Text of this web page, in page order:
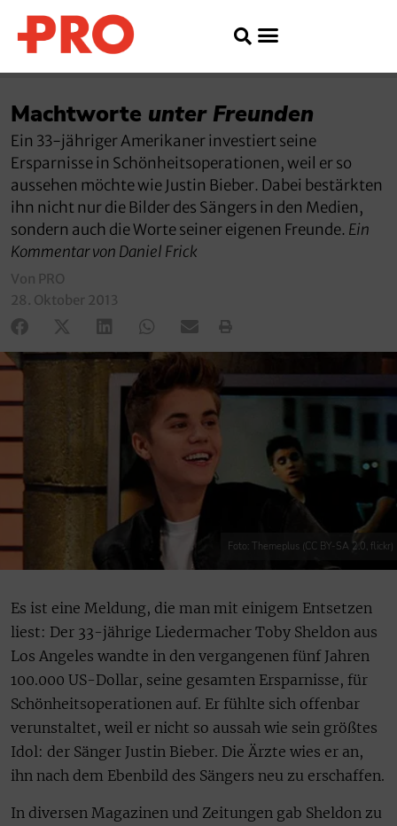
Machtworte unter Freunden
Ein 33-jähriger Amerikaner investiert seine
Ersparnisse in Schönheitsoperationen, weil er so
aussehen möchte wie Justin Bieber. Dabei bestärkten
ihn nicht nur die Bilder des Sängers in den Medien,
sondern auch die Worte seiner eigenen Freunde. Ein
Kommentar von Daniel Frick
Von PRO
28. Oktober 2013
Foto: Themeplus (CC BY-SA 2.0, flickr)
Es ist eine Meldung, die man mit einigem Entsetzen
liest: Der 33-jährige Liedermacher Toby Sheldon aus
Los Angeles wandte in den vergangenen fünf Jahren
100.000 US-Dollar, seine gesamten Ersparnisse, für
Schönheitsoperationen auf. Er fühlte sich offenbar
verunstaltet, weil er nicht so aussah wie sein größtes
Idol: der Sänger Justin Bieber. Die Ärzte wies er an,
ihn nach dem Ebenbild des Sängers neu zu erschaffen.
In diversen Magazinen und Zeitungen gab Sheldon zu